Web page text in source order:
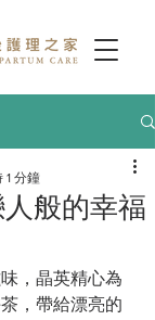
般的幸福
1 分鐘
，晶英精心為
，帶給漂亮的